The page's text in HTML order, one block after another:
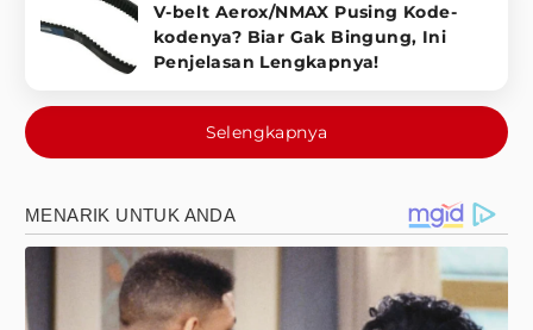
V-belt Aerox/NMAX Pusing Kode-
kodenya? Biar Gak Bingung, Ini
Penjelasan Lengkapnya!
Selengkapnya